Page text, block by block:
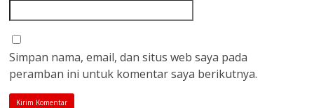
Simpan nama, email, dan situs web saya pada
peramban ini untuk komentar saya berikutnya.